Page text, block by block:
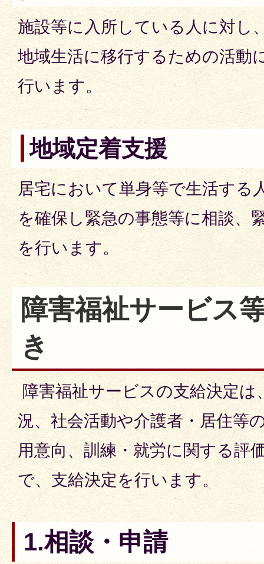
施設等に入所している人に対し
地域生活に移行するための活動
行います。
地域定着支援
居宅において単身等で生活する
を確保し緊急の事態等に相談、
を行います。
障害福祉サービス
き
障害福祉サービスの支給決定は
況、社会活動や介護者・居住等
用意向、訓練・就労に関する評
で、支給決定を行います。
1.相談・申請